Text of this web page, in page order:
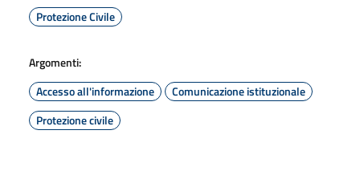
Protezione Civile
Argomenti:
Accesso all'informazione
Comunicazione istituzionale
Protezione civile